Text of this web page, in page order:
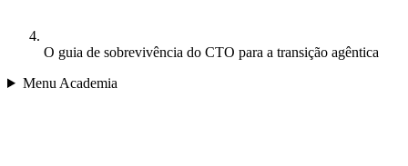
O guia de sobrevivência do CTO para a transição agêntica
Menu Academia